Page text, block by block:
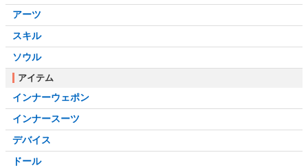
アーツ
スキル
ソウル
アイテム
インナーウェポン
インナースーツ
デバイス
ドール